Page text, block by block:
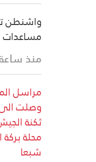
واشنطن
مساعدات
منذ
وصلت
ثكنة
محلة
شبعا